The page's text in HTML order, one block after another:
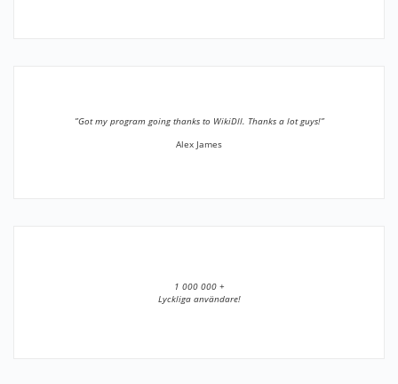
”Got my program going thanks to WikiDll. Thanks a lot guys!”
Alex James
1 000 000 +
Lyckliga användare!